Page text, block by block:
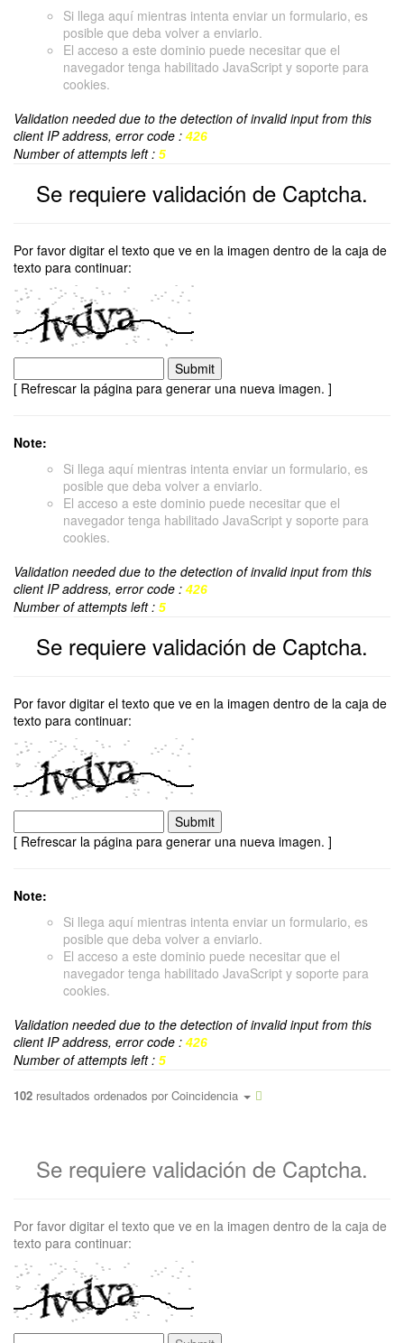
Si llega aquí mientras intenta enviar un formulario, es
posible que deba volver a enviarlo.
El acceso a este dominio puede necesitar que el
navegador tenga habilitado JavaScript y soporte para
cookies.
Validation needed due to the detection of invalid input from this
client IP address, error code : 426
Number of attempts left : 5
Se requiere validación de Captcha.
Por favor digitar el texto que ve en la imagen dentro de la caja de
texto para continuar:
[ Refrescar la página para generar una nueva imagen. ]
Note:
Si llega aquí mientras intenta enviar un formulario, es
posible que deba volver a enviarlo.
El acceso a este dominio puede necesitar que el
navegador tenga habilitado JavaScript y soporte para
cookies.
Validation needed due to the detection of invalid input from this
client IP address, error code : 426
Number of attempts left : 5
Se requiere validación de Captcha.
Por favor digitar el texto que ve en la imagen dentro de la caja de
texto para continuar:
[ Refrescar la página para generar una nueva imagen. ]
Note:
Si llega aquí mientras intenta enviar un formulario, es
posible que deba volver a enviarlo.
El acceso a este dominio puede necesitar que el
navegador tenga habilitado JavaScript y soporte para
cookies.
Validation needed due to the detection of invalid input from this
client IP address, error code : 426
Number of attempts left : 5
102 resultados ordenados por Coincidencia
Se requiere validación de Captcha.
Por favor digitar el texto que ve en la imagen dentro de la caja de
texto para continuar: